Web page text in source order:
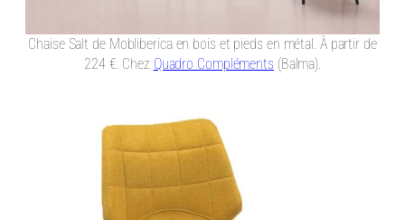
Chaise Salt de Mobliberica en bois et pieds en métal. À partir de
224 €. Chez Quadro Compléments (Balma).